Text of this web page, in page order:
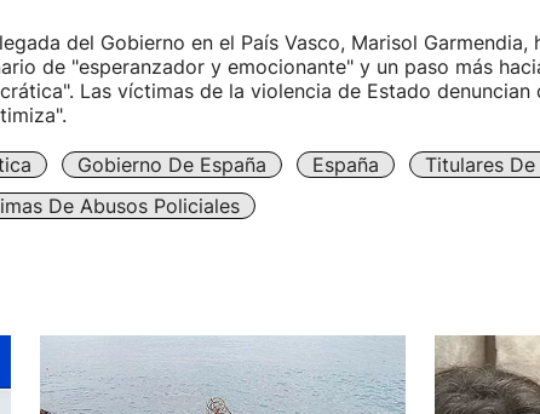
del Gobierno en el País Vasco, Marisol
de "esperanzador y emocionante" y un paso más
Las víctimas de la violencia de Estado denuncian
Gobierno De España España
Titulares
De Abusos Policiales